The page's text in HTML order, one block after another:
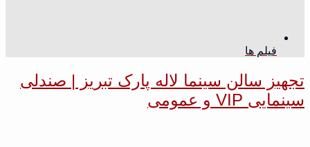
فیلم ها
تجهیز سالن سینما لاله‌ پارک تبریز | صندلی
سینمایی VIP و عمومی